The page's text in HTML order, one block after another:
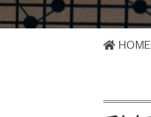
動
に
移
HOME